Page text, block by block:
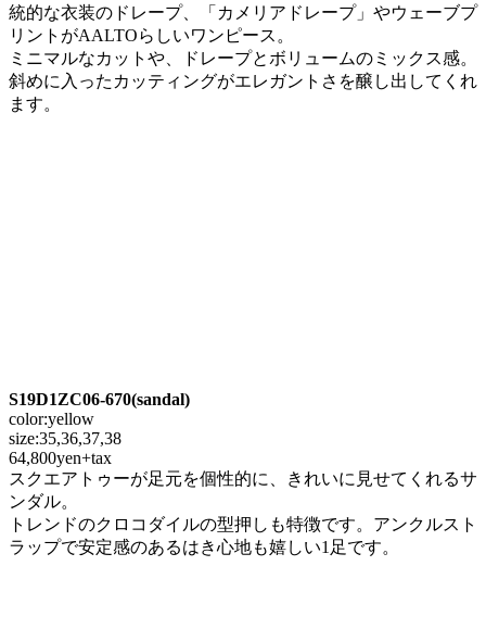
統的な衣装のドレープ、「カメリアドレープ」やウェーブプ
リントがAALTOらしいワンピース。
ミニマルなカットや、ドレープとボリュームのミックス感。
斜めに入ったカッティングがエレガントさを醸し出してくれ
ます。
S19D1ZC06-670(sandal)
color:yellow
size:35,36,37,38
64,800yen+tax
スクエアトゥーが足元を個性的に、きれいに見せてくれるサ
ンダル。
トレンドのクロコダイルの型押しも特徴です。アンクルスト
ラップで安定感のあるはき心地も嬉しい1足です。